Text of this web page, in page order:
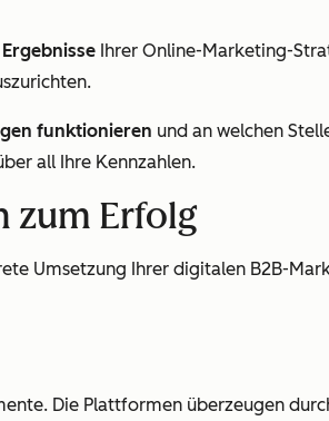
Ihrer Online-Marketing-
funktionieren und an welchen
all Ihre Kennzahlen.
zum Erfolg
Umsetzung Ihrer digitalen B2B-
Die Plattformen überzeugen